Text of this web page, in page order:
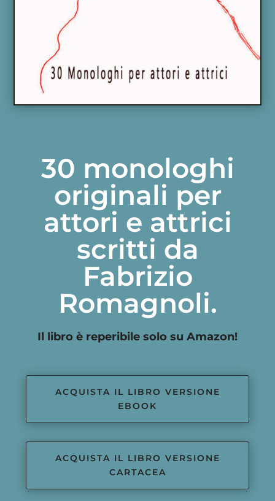
30 monologhi
originali per
attori e attrici
scritti da
Fabrizio
Romagnoli.
Il libro è reperibile solo su Amazon!
ACQUISTA IL LIBRO VERSIONE
EBOOK
ACQUISTA IL LIBRO VERSIONE
CARTACEA